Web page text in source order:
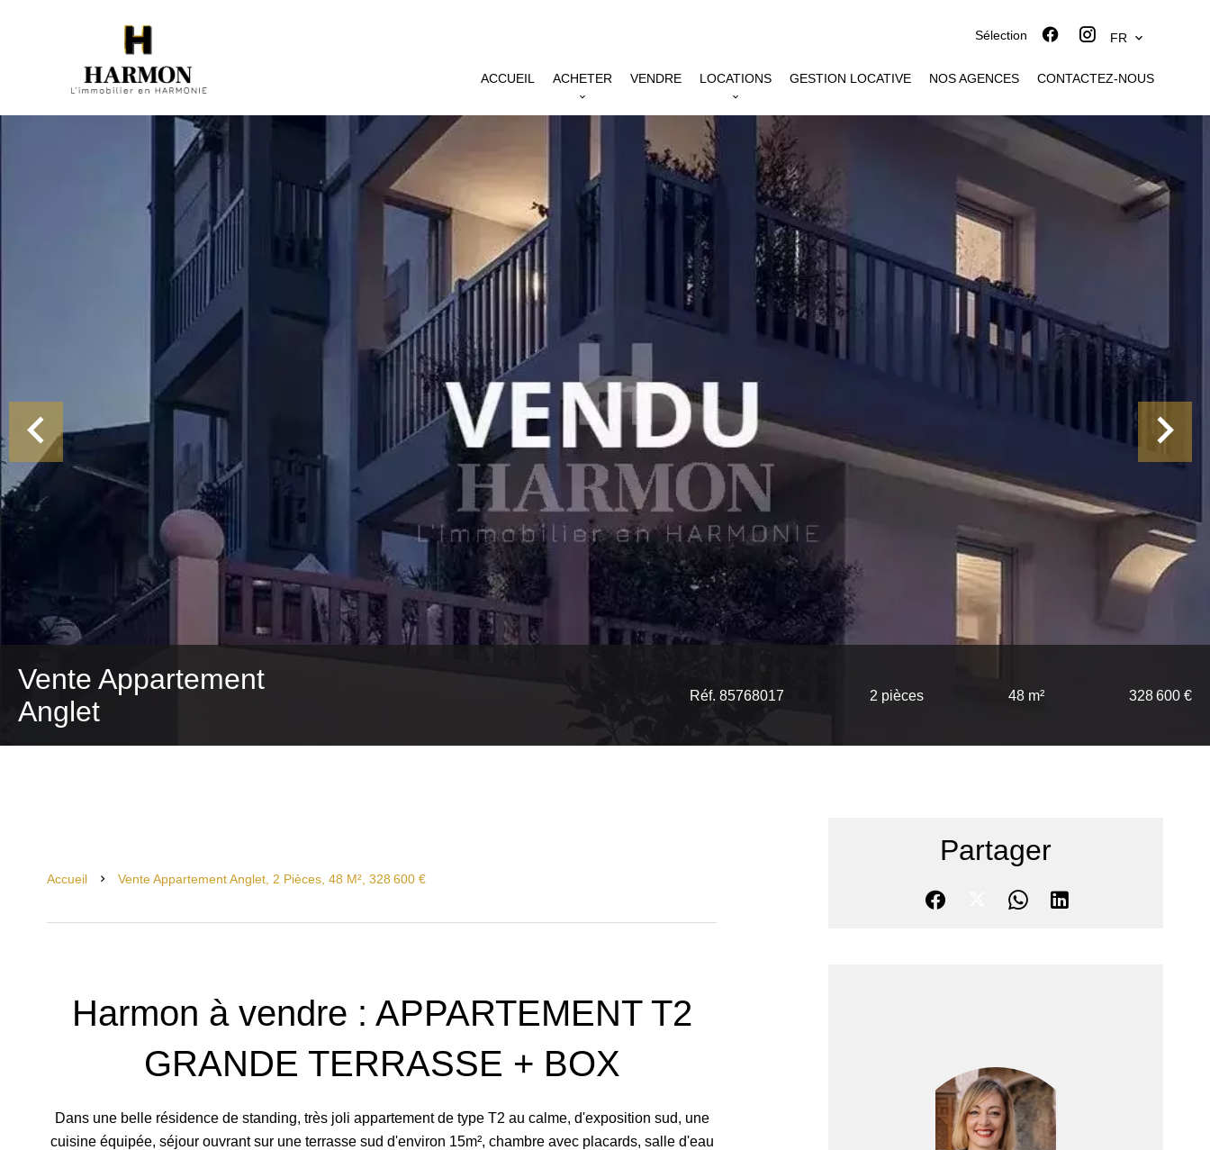
Sélection FR
ACCUEIL ACHETER VENDRE LOCATIONS GESTION LOCATIVE NOS AGENCES CONTACTEZ-NOUS
Vente Appartement
Anglet
Réf. 85768017 2 pièces 48 m² 328 600 €
Accueil Vente Appartement Anglet, 2 Pièces, 48 M², 328 600 €
Harmon à vendre : APPARTEMENT T2
GRANDE TERRASSE + BOX
Dans une belle résidence de standing, très joli appartement de type T2 au calme, d'exposition sud, une
cuisine équipée, séjour ouvrant sur une terrasse sud d'environ 15m², chambre avec placards, salle d'eau
Partager